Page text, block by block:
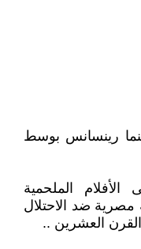
رينسانس بوسط
الأفلام الملحمية
ضد الاحتلال
العشرين ..